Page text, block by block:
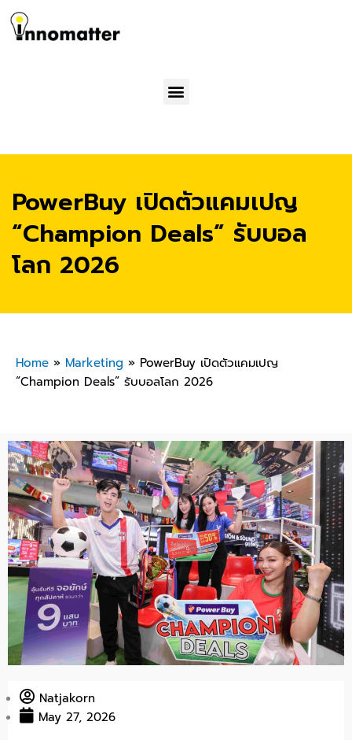
Menu
PowerBuy เปิดตัวแคมเปญ
“Champion Deals” รับบอล
โลก 2026
Home » Marketing » PowerBuy เปิดตัวแคมเปญ
“Champion Deals” รับบอลโลก 2026
Natjakorn
May 27, 2026